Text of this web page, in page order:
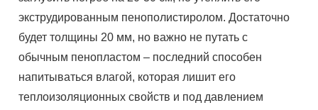
экструдированным пенополистиролом. Достаточно
будет толщины 20 мм, но важно не путать с
обычным пенопластом – последний способен
напитываться влагой, которая лишит его
теплоизоляционных свойств и под давлением